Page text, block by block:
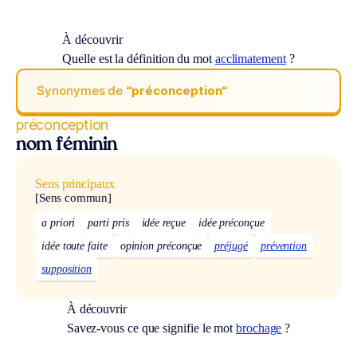
À découvrir
Quelle est la définition du mot acclimatement?
Synonymes de “préconception“
préconception
nom féminin
Sens principaux
[Sens commun]
a priori parti pris idée reçue
idée préconçue
idée toute faite
opinion préconçue préjugé
prévention
supposition
À découvrir
Savez-vous ce que signifie le motbrochage ?